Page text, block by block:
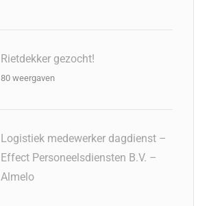
Rietdekker gezocht!
80 weergaven
Logistiek medewerker dagdienst –
Effect Personeelsdiensten B.V. –
Almelo